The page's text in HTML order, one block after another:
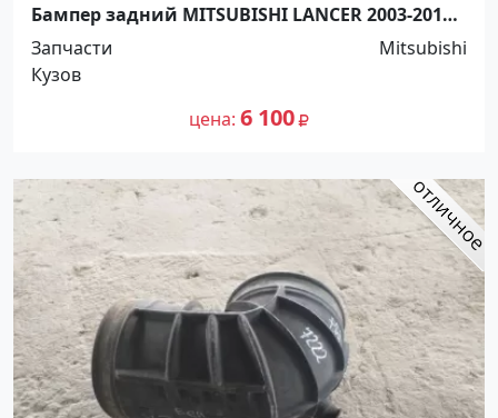
Бампер задний MITSUBISHI LANCER 2003-2010
Краснодар
Запчасти
Mitsubishi
Кузов
цена 6 100